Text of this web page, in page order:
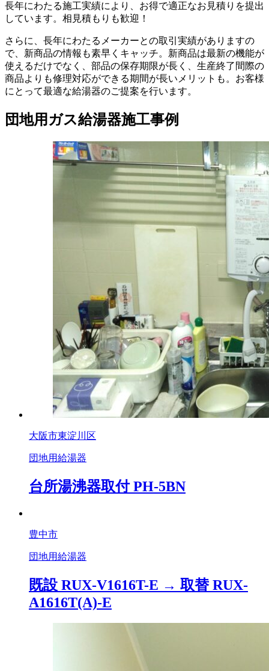
長年にわたる施工実績により、お得で適正なお見積りを提出
しています。相見積もりも歓迎！
さらに、長年にわたるメーカーとの取引実績がありますの
で、新商品の情報も素早くキャッチ。新商品は最新の機能が
使えるだけでなく、部品の保存期限が長く、生産終了間際の
商品よりも修理対応ができる期間が長いメリットも。お客様
にとって最適な給湯器のご提案を行います。
団地用ガス給湯器施工事例
大阪市東淀川区
団地用給湯器
台所湯沸器取付 PH-5BN
豊中市
団地用給湯器
既設 RUX-V1616T-E → 取替 RUX-
A1616T(A)-E